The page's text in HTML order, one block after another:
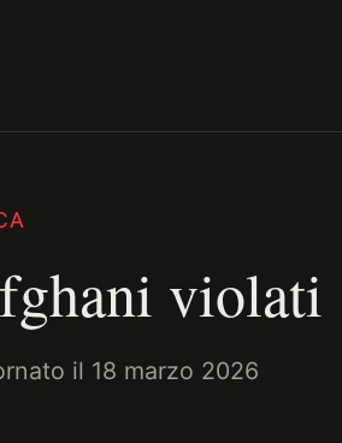
violati
il 18 marzo 2026